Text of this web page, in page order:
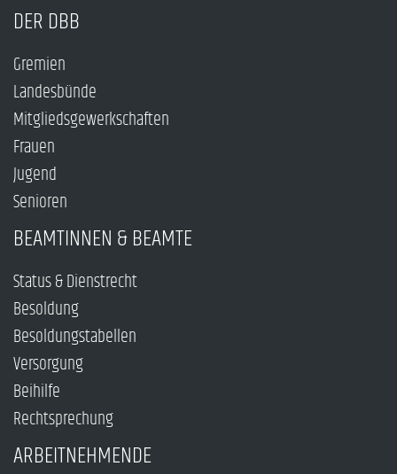
DER DBB
Gremien
Landesbünde
Mitgliedsgewerkschaften
Frauen
Jugend
Senioren
BEAMTINNEN & BEAMTE
Status & Dienstrecht
Besoldung
Besoldungstabellen
Versorgung
Beihilfe
Rechtsprechung
ARBEITNEHMENDE